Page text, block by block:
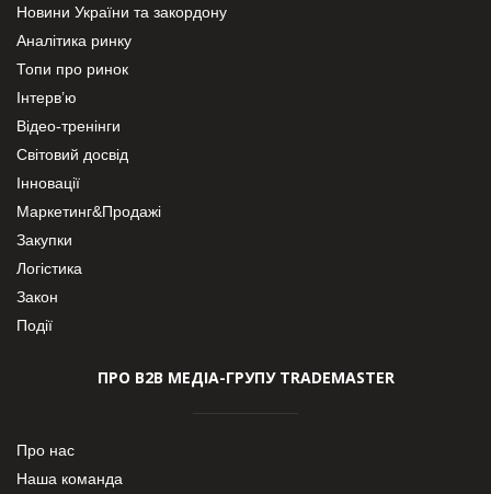
Новини України та закордону
Аналітика ринку
Топи про ринок
Інтерв’ю
Відео-тренінги
Світовий досвід
Інновації
Маркетинг&Продажі
Закупки
Логістика
Закон
Події
ПРО В2В МЕДІА-ГРУПУ TRADEMASTER
Про нас
Наша команда